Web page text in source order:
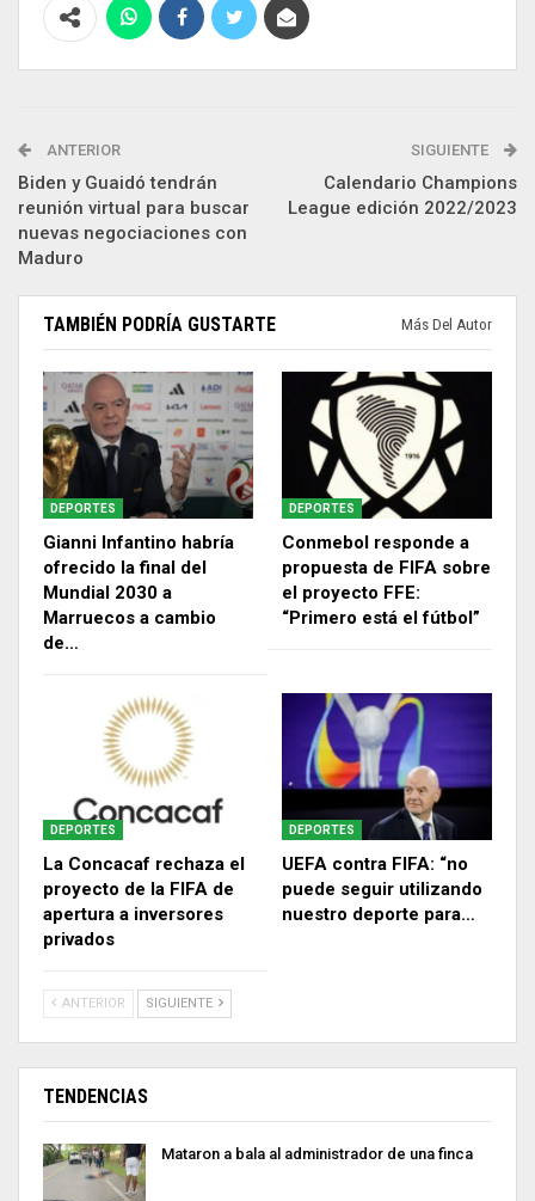
ANTERIOR
Biden y Guaidó tendrán
reunión virtual para buscar
nuevas negociaciones con
Maduro
SIGUIENTE
Calendario Champions
League edición 2022/2023
TAMBIÉN PODRÍA GUSTARTE Más Del Autor
DEPORTES
Gianni Infantino habría
ofrecido la final del
Mundial 2030 a
Marruecos a cambio
de…
DEPORTES
Conmebol responde a
propuesta de FIFA sobre
el proyecto FFE:
“Primero está el fútbol”
DEPORTES
La Concacaf rechaza el
proyecto de la FIFA de
apertura a inversores
privados
DEPORTES
UEFA contra FIFA: “no
puede seguir utilizando
nuestro deporte para…
ANTERIOR SIGUIENTE
TENDENCIAS
Mataron a bala al administrador de una finca